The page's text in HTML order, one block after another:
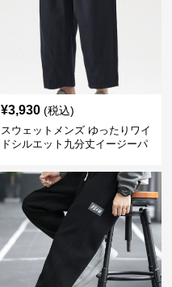
¥3,930 (税込)
スウェットメンズ ゆったりワイ
ドシルエット九分丈イージーパ